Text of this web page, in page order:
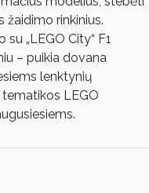
žaidimo rinkinius.
„LEGO City“ F1
– puikia dovana
lenktynių
LEGO